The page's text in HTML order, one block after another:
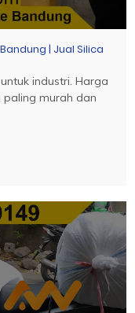
| Jual Silica
industri. Harga
paling murah dan